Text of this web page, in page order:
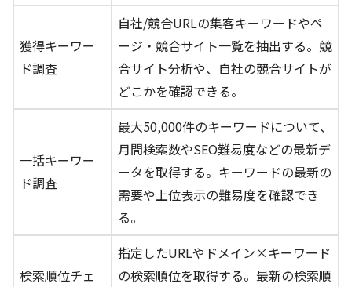
獲得キーワー
ド調査
自社/競合URLの集客キーワードやペ
ージ・競合サイト一覧を抽出する。競
合サイト分析や、自社の競合サイトが
どこかを確認できる。
一括キーワー
ド調査
最大50,000件のキーワードについて、
月間検索数やSEO難易度などの最新デ
ータを取得する。キーワードの最新の
需要や上位表示の難易度を確認でき
る。
検索順位チェ
指定したURLやドメイン×キーワード
の検索順位を取得する。最新の検索順